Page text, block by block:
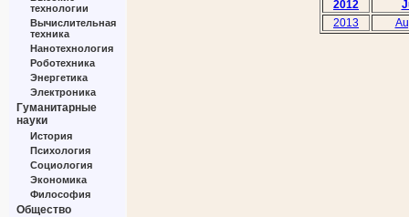
технологии
Вычислительная
техника
Нанотехнология
Роботехника
Энергетика
Электроника
Гуманитарные
науки
История
Психология
Социология
Экономика
Философия
Общество
2012
2013